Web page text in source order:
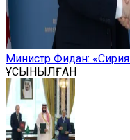
Министр Фидан:
ҰСЫНЫЛҒАН